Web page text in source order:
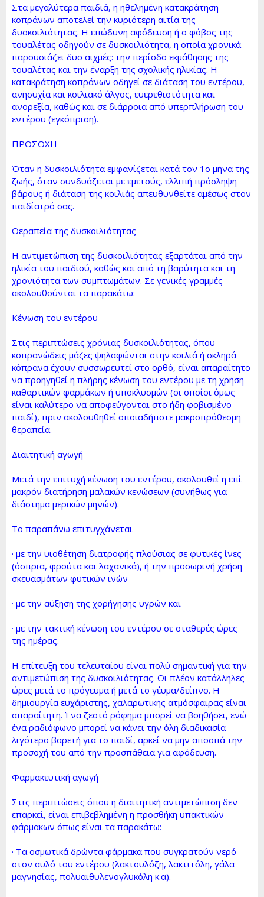
Στα μεγαλύτερα παιδιά, η ηθελημένη κατακράτηση
κοπράνων αποτελεί την κυριότερη αιτία της
δυσκοιλιότητας. Η επώδυνη αφόδευση ή ο φόβος της
τουαλέτας οδηγούν σε δυσκοιλιότητα, η οποία χρονικά
παρουσιάζει δυο αιχμές: την περίοδο εκμάθησης της
τουαλέτας και την έναρξη της σχολικής ηλικίας. Η
κατακράτηση κοπράνων οδηγεί σε διάταση του εντέρου,
ανησυχία και κοιλιακό άλγος, ευερεθιστότητα και
ανορεξία, καθώς και σε διάρροια από υπερπλήρωση του
εντέρου (εγκόπριση).
ΠΡΟΣΟΧΗ
Όταν η δυσκοιλιότητα εμφανίζεται κατά τον 1ο μήνα της
ζωής, όταν συνδυάζεται με εμετούς, ελλιπή πρόσληψη
βάρους ή διάταση της κοιλιάς απευθυνθείτε αμέσως στον
παιδίατρό σας.
Θεραπεία της δυσκοιλιότητας
Η αντιμετώπιση της δυσκοιλιότητας εξαρτάται από την
ηλικία του παιδιού, καθώς και από τη βαρύτητα και τη
χρονιότητα των συμπτωμάτων. Σε γενικές γραμμές
ακολουθούνται τα παρακάτω:
Κένωση του εντέρου
Στις περιπτώσεις χρόνιας δυσκοιλιότητας, όπου
κοπρανώδεις μάζες ψηλαφώνται στην κοιλιά ή σκληρά
κόπρανα έχουν συσσωρευτεί στο ορθό, είναι απαραίτητο
να προηγηθεί η πλήρης κένωση του εντέρου με τη χρήση
καθαρτικών φαρμάκων ή υποκλυσμών (οι οποίοι όμως
είναι καλύτερο να αποφεύγονται στο ήδη φοβισμένο
παιδί), πριν ακολουθηθεί οποιαδήποτε μακροπρόθεσμη
θεραπεία.
Διαιτητική αγωγή
Μετά την επιτυχή κένωση του εντέρου, ακολουθεί η επί
μακρόν διατήρηση μαλακών κενώσεων (συνήθως για
διάστημα μερικών μηνών).
Το παραπάνω επιτυγχάνεται
· με την υιοθέτηση διατροφής πλούσιας σε φυτικές ίνες
(όσπρια, φρούτα και λαχανικά), ή την προσωρινή χρήση
σκευασμάτων φυτικών ινών
· με την αύξηση της χορήγησης υγρών και
· με την τακτική κένωση του εντέρου σε σταθερές ώρες
της ημέρας.
Η επίτευξη του τελευταίου είναι πολύ σημαντική για την
αντιμετώπιση της δυσκοιλιότητας. Οι πλέον κατάλληλες
ώρες μετά το πρόγευμα ή μετά το γέυμα/δείπνο. Η
δημιουργία ευχάριστης, χαλαρωτικής ατμόσφαιρας είναι
απαραίτητη. Ένα ζεστό ρόφημα μπορεί να βοηθήσει, ενώ
ένα ραδιόφωνο μπορεί να κάνει την όλη διαδικασία
λιγότερο βαρετή για το παιδί, αρκεί να μην αποσπά την
προσοχή του από την προσπάθεια για αφόδευση.
Φαρμακευτική αγωγή
Στις περιπτώσεις όπου η διαιτητική αντιμετώπιση δεν
επαρκεί, είναι επιβεβλημένη η προσθήκη υπακτικών
φάρμακων όπως είναι τα παρακάτω:
· Τα οσμωτικά δρώντα φάρμακα που συγκρατούν νερό
στον αυλό του εντέρου (λακτουλόζη, λακτιτόλη, γάλα
μαγνησίας, πολυαιθυλενογλυκόλη κ.α).